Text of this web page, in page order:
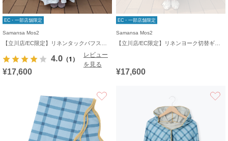
EC・一部店舗限定
Samansa Mos2
4.0 （1）
レビュー
を見る
¥17,600
EC・一部店舗限定
Samansa Mos2
¥17,600